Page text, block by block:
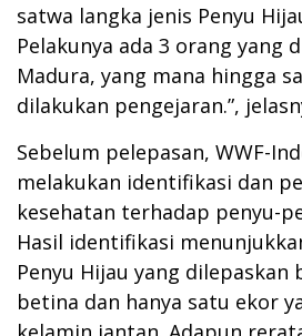
satwa langka jenis Penyu
Pelakunya ada 3 orang yang
Madura, yang mana hingga
dilakukan pengejaran.”,
Sebelum pelepasan, WWF-
melakukan identifikasi dan
kesehatan terhadap penyu-
Hasil identifikasi
Penyu Hijau yang dilepaskan
betina dan hanya satu ekor